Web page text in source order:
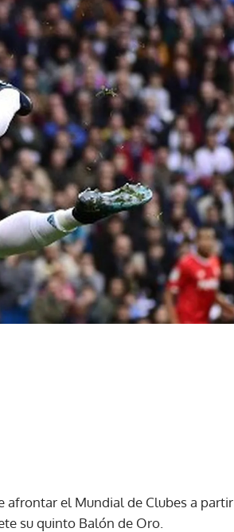
afrontar el Mundial de Clubes a partir
su quinto Balón de Oro.